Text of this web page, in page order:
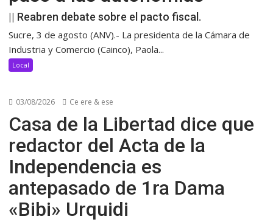
|| Reabren debate sobre el pacto fiscal.
Sucre, 3 de agosto (ANV).- La presidenta de la Cámara de
Industria y Comercio (Cainco), Paola...
Local
03/08/2026 Ce ere & ese
Casa de la Libertad dice que
redactor del Acta de la
Independencia es
antepasado de 1ra Dama
«Bibi» Urquidi